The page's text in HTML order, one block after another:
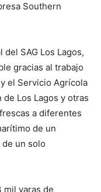
Southern
SAG Los Lagos,
gracias al trabajo
el Servicio Agrícola
de Los Lagos y otras
a diferentes
de un
un solo
mil varas de